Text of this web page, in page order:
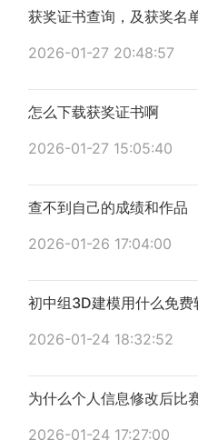
获奖证书查询，及获奖名
2026-01-27 20:48:57
怎么下载获奖证书啊
2026-01-27 15:05:40
查不到自己的成绩和作品
2026-01-26 17:04:00
初中组3D建模用什么免费
2026-01-24 18:32:52
为什么个人信息修改后比
2026-01-24 17:27:00